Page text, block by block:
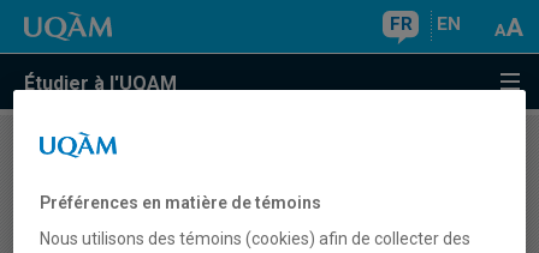
FR EN
Étudier à l'UQAM
COURS//
l'Amérique latine
Préférences en matière de témoins
Nous utilisons des témoins (cookies) afin de collecter des